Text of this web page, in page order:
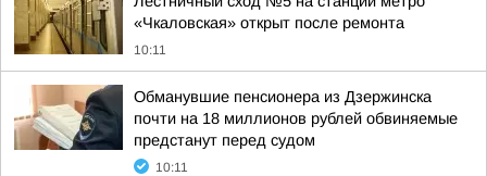
«Чкаловская» открыт после ремонта
10:11
Обманувшие пенсионера из Дзержинска
почти на 18 миллионов рублей обвиняемые
предстанут перед судом
10:11